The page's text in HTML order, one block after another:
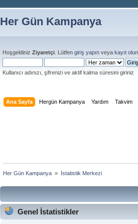
Her Gün Kampanya
Hoşgeldiniz Ziyaretçi . Lütfen giriş yapın veya kayıt olun
Kullanıcı adınızı, şifrenizi ve aktif kalma süresini giriniz
Ana Sayfa Hergün Kampanya Yardım Takvim
Her Gün Kampanya » İstatistik Merkezi
Genel İstatistikler